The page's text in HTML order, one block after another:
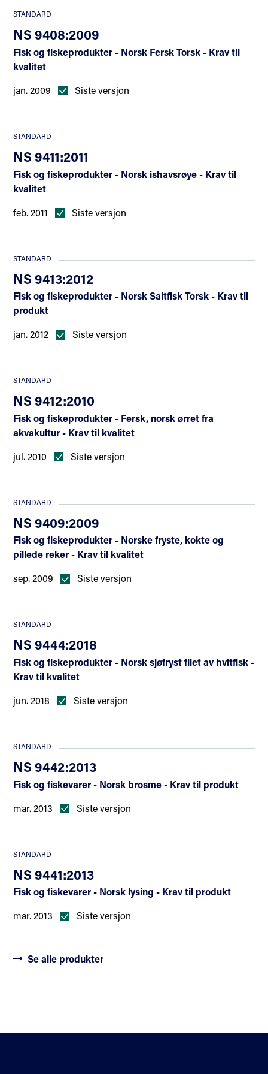
merkeordningen «Norsk kvalitetshval» etablert. Arbeidet
med standarden har vært støttet av Innovasjon Norge.
STANDARD
NS 9408:2009
Fisk og fiskeprodukter - Norsk Fersk Torsk - Krav til
kvalitet
jan. 2009
Siste versjon
STANDARD
NS 9411:2011
Fisk og fiskeprodukter - Norsk ishavsrøye - Krav til
kvalitet
feb. 2011
Siste versjon
STANDARD
NS 9413:2012
Fisk og fiskeprodukter - Norsk Saltfisk Torsk - Krav til
produkt
jan. 2012
Siste versjon
STANDARD
NS 9412:2010
Fisk og fiskeprodukter - Fersk, norsk ørret fra
akvakultur - Krav til kvalitet
jul. 2010
Siste versjon
STANDARD
NS 9409:2009
Fisk og fiskeprodukter - Norske fryste, kokte og
pillede reker - Krav til kvalitet
sep. 2009
Siste versjon
STANDARD
NS 9444:2018
Fisk og fiskeprodukter - Norsk sjøfryst filet av hvitfisk -
Krav til kvalitet
jun. 2018
Siste versjon
STANDARD
NS 9442:2013
Fisk og fiskevarer - Norsk brosme - Krav til produkt
mar. 2013
Siste versjon
STANDARD
NS 9441:2013
Fisk og fiskevarer - Norsk lysing - Krav til produkt
mar. 2013
Siste versjon
Se alle produkter